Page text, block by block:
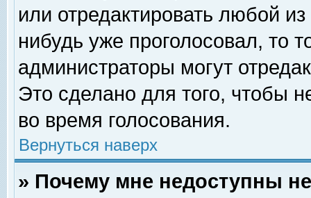
или отредактировать любой
нибудь уже проголосовал, то
администраторы могут
Это сделано для того, чтобы
во время голосования.
Вернуться наверх
» Почему мне недоступны